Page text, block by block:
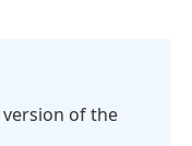
of the